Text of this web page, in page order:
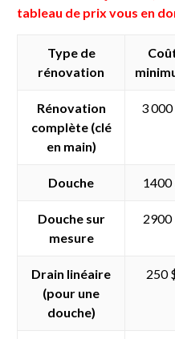
tableau de prix vous en
Type de
rénovation
Rénovation
complète (clé
en main)
3
Douche 1400
Douche sur
mesure
2900
Drain linéaire
(pour une
douche)
250